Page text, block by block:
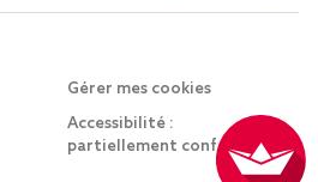
Gérer mes cookies
Accessibilité :
partiellement conforme